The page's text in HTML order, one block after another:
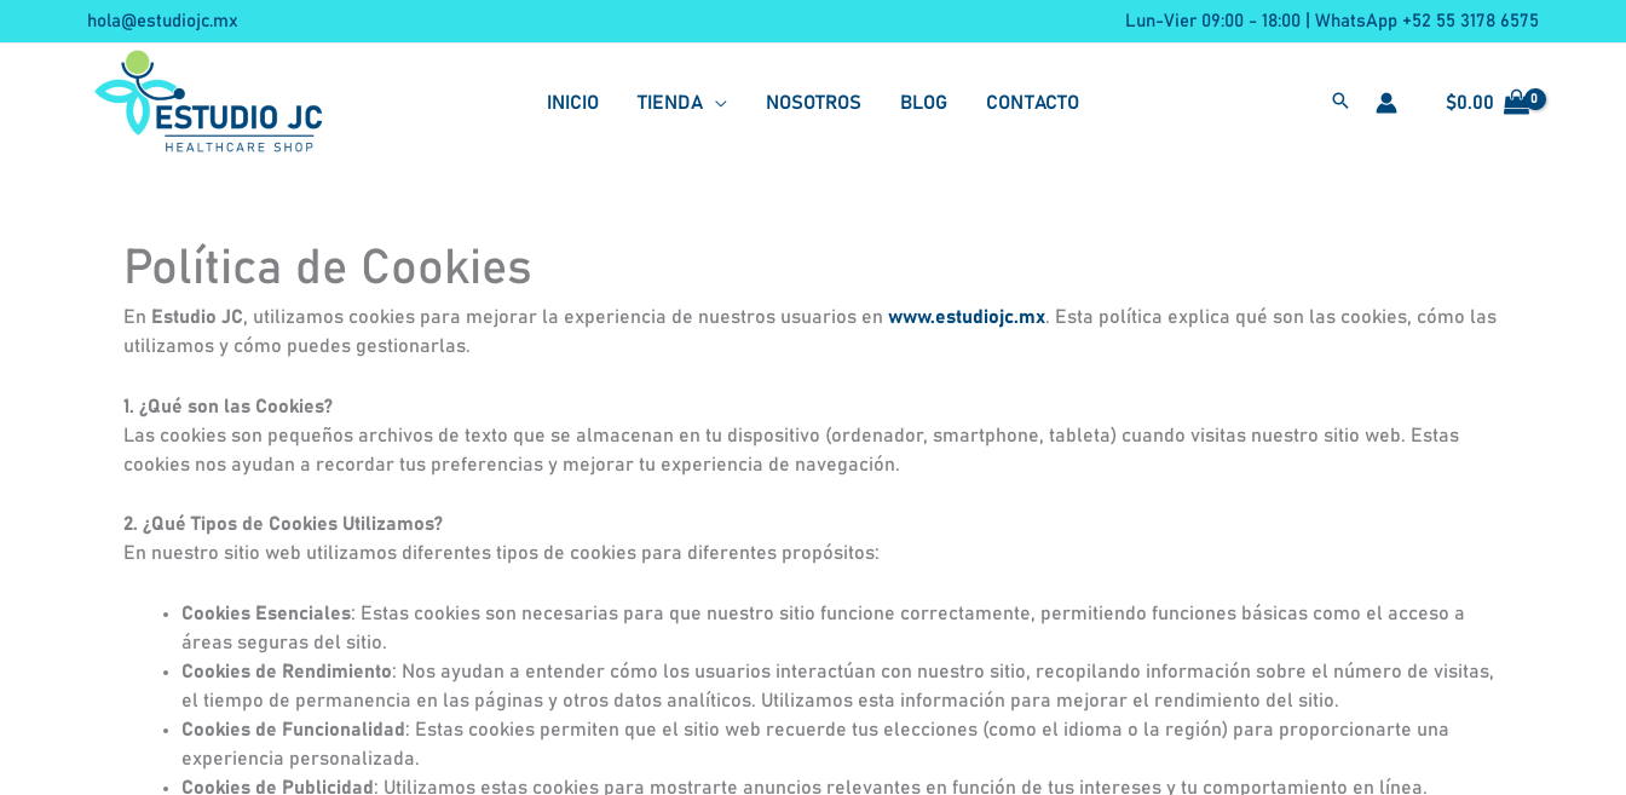
al
hola@estudiojc.mx Lun-Vier 09:00 - 18:00 | WhatsApp +52 55 3178 6575
INICIO TIENDA NOSOTROS BLOG CONTACTO $0.00
Política de Cookies
En Estudio JC, utilizamos cookies para mejorar la experiencia de nuestros usuarios en www.estudiojc.mx. Esta política explica qué son las cookies, cómo las
utilizamos y cómo puedes gestionarlas.
1. ¿Qué son las Cookies?
Las cookies son pequeños archivos de texto que se almacenan en tu dispositivo (ordenador, smartphone, tableta) cuando visitas nuestro sitio web. Estas
cookies nos ayudan a recordar tus preferencias y mejorar tu experiencia de navegación.
2. ¿Qué Tipos de Cookies Utilizamos?
En nuestro sitio web utilizamos diferentes tipos de cookies para diferentes propósitos:
Cookies Esenciales: Estas cookies son necesarias para que nuestro sitio funcione correctamente, permitiendo funciones básicas como el acceso a
áreas seguras del sitio.
Cookies de Rendimiento: Nos ayudan a entender cómo los usuarios interactúan con nuestro sitio, recopilando información sobre el número de visitas,
el tiempo de permanencia en las páginas y otros datos analíticos. Utilizamos esta información para mejorar el rendimiento del sitio.
Cookies de Funcionalidad : Estas cookies permiten que el sitio web recuerde tus elecciones (como el idioma o la región) para proporcionarte una
experiencia personalizada.
Cookies de Publicidad : Utilizamos estas cookies para mostrarte anuncios relevantes en función de tus intereses y tu comportamiento en línea.